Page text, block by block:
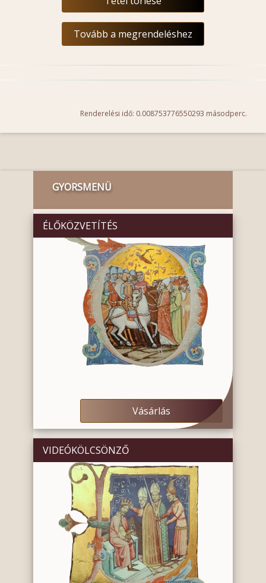
Tovább a megrendeléshez
Renderelési idő: 0.008753776550293 másodperc.
GYORSMENÜ
ÉLŐKÖZVETÍTÉS
Vásárlás
VIDEÓKÖLCSÖNZŐ